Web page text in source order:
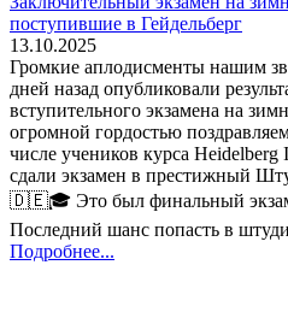
поступившие в Гейдельберг
13.10.2025
Громкие аплодисменты нашим
дней назад опубликовали
вступительного экзамена на
огромной гордостью
числе учеников курса
сдали экзамен в престижный
🇩🇪🎓 Это был финальный
Последний шанс попасть в
Подробнее...